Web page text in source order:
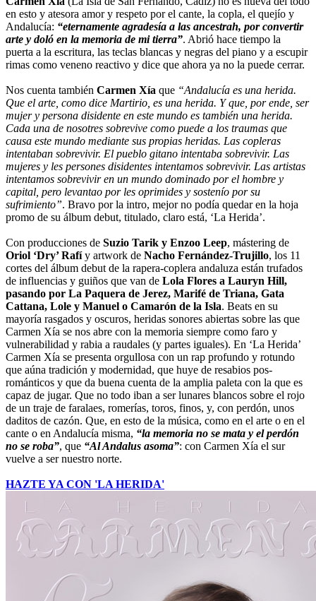
en esto y atesora amor y respeto por el cante, la copla, el quejío y
Andalucía: “eternamente agradesía a las ancestrah, por convertir
arte y doló en la memoria de mi tierra”. Abrió hace tiempo la
puerta a la escritura, las teclas blancas y negras del piano y a escupir
rimas como veneno reactivo y dice que ahora ya no la puede cerrar.
Nos cuenta también Carmen Xía que “Andalucía es una herida.
Que el arte, como dice Martirio, es una herida. Y que, por ende, ser
mujer y persona disidente en este mundo es también una herida.
Cada una de nosotres sobrevive como puede a los traumas que
causa este mundo mediante sus propias heridas. Las copleras
intentaban sobrevivir. El pueblo gitano intentaba sobrevivir. Las
mujeres y les persones disidentes intentamos sobrevivir. Las artistas
intentamos sobrevivir en un mundo dominado por el hombre y
capital, pero levantao por les oprimides y sostenío por su
sufrimiento”. Bravo por la intro, mejor no podía quedar en la hoja
promo de su álbum debut, titulado, claro está, ‘La Herida’.
Con producciones de Suzio Tarik y Enzoo Leep, mástering de
Oriol ‘Dry’ Rafíy artwork de Nacho Fernández-Trujillo, los 11
cortes del álbum debut de la rapera-coplera andaluza están trufados
de influencias y guiños que van de Lola Flores a Lauryn Hill,
pasando por La Paquera de Jerez, Marifé de Triana, Gata
Cattana, Lole y Manuel o Camarón de la Isla. Beats en su
mayoría rasgados y oscuros, heridas sonores abiertas sobre las que
Carmen Xía se nos abre con la memoria siempre como faro y
vulnerabilidad y rabia a raudales (y partes iguales). En ‘La Herida’
Carmen Xía se presenta orgullosa con un rap profundo y rotundo
que aúna tradición y modernidad, que huye de resabios pos-
románticos y que da buena cuenta de la amplia paleta con la que es
capaz de jugar. Que no todo iban a ser lunares blancos sobre el rojo
de un traje de faralaes, romerías, toros, finos, y, con perdón, unos
daditos de cazón. Que, en esto de la música, como en el arte o en el
cante o en Andalucía misma, “la memoria no se mata y el perdón
no se roba”, que “Al Andalus asoma”: con Carmen Xía el sur
vuelve a ser nuestro norte.
HAZTE YA CON 'LA HERIDA'